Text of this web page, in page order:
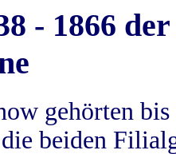
- 1866
gehörten
beiden